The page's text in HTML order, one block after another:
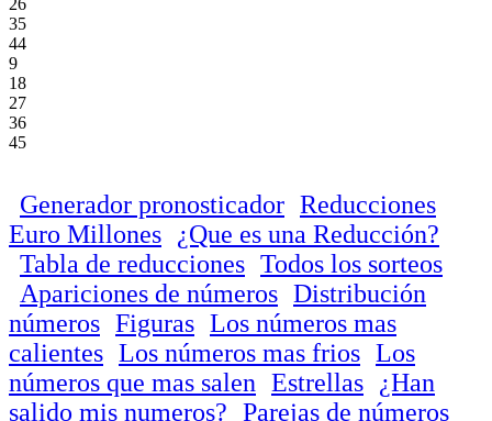
35
44
9
18
27
36
45
Generador pronosticador Reducciones
Euro Millones
¿Que es una Reducción?
Tabla de reducciones Todos los sorteos
Apariciones de números Distribución
números Figuras Los números mas
calientes Los números mas frios Los
números que mas salen Estrellas
¿Han
salido mis numeros? Parejas de números